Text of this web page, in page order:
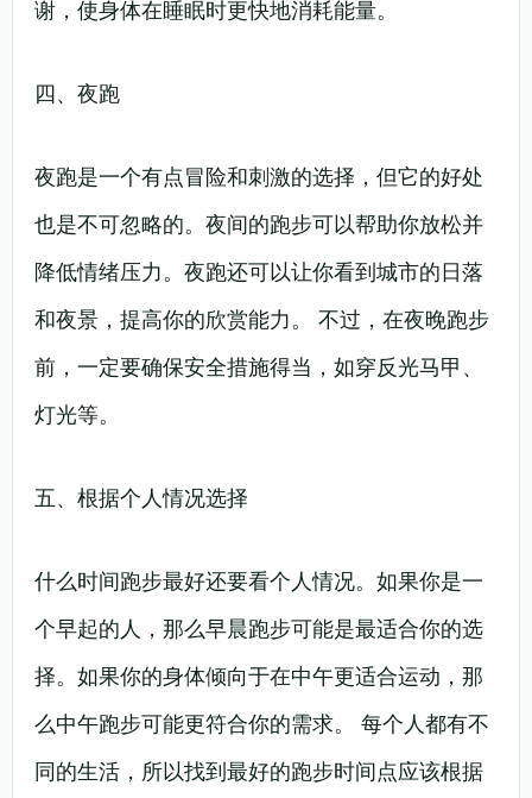
谢，使身体在睡眠时更快地消耗能量。
四、夜跑
夜跑是一个有点冒险和刺激的选择，但它的好处
也是不可忽略的。夜间的跑步可以帮助你放松并
降低情绪压力。夜跑还可以让你看到城市的日落
和夜景，提高你的欣赏能力。 不过，在夜晚跑步
前，一定要确保安全措施得当，如穿反光马甲、
灯光等。
五、根据个人情况选择
什么时间跑步最好还要看个人情况。如果你是一
个早起的人，那么早晨跑步可能是最适合你的选
择。如果你的身体倾向于在中午更适合运动，那
么中午跑步可能更符合你的需求。 每个人都有不
同的生活，所以找到最好的跑步时间点应该根据